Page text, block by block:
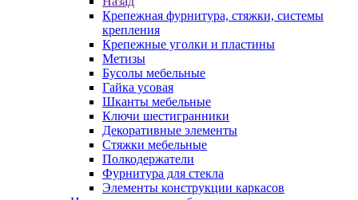
Крепежная фурнитура, стяжки, системы
крепления
Крепежные уголки и пластины
Метизы
Бусолы мебельные
Гайка усовая
Шканты мебельные
Ключи шестигранники
Декоративные элементы
Стяжки мебельные
Полкодержатели
Фурнитура для стекла
Элементы конструкции каркасов